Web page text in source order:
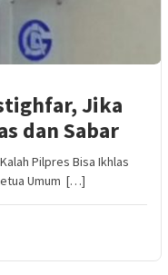
Jika
dan Sabar
Pilpres Bisa Ikhlas
Umum […]